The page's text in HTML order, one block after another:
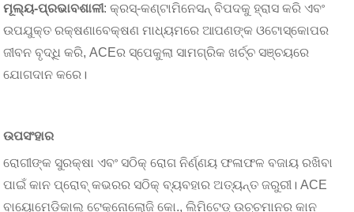
ମୂଲ୍ୟ-ପ୍ରଭାବଶାଳୀ: କ୍ରସ୍-କଣ୍ଟାମିନେସନ୍ ବିପଦକୁ ହ୍ରାସ କରି ଏବଂ
ଉପଯୁକ୍ତ ରକ୍ଷଣାବେକ୍ଷଣ ମାଧ୍ୟମରେ ଆପଣଙ୍କ ଓଟୋସ୍କୋପର
ଜୀବନ ବୃଦ୍ଧି କରି, ACEର ସ୍ପେକୁଲା ସାମଗ୍ରିକ ଖର୍ଚ୍ଚ ସଞ୍ଚୟରେ
ଯୋଗଦାନ କରେ।
ଉପସଂହାର
ରୋଗୀଙ୍କ ସୁରକ୍ଷା ଏବଂ ସଠିକ୍ ରୋଗ ନିର୍ଣ୍ଣୟ ଫଳାଫଳ ବଜାୟ ରଖିବା
ପାଇଁ କାନ ପ୍ରୋବ୍ କଭରର ସଠିକ୍ ବ୍ୟବହାର ଅତ୍ୟନ୍ତ ଜରୁରୀ। ACE
ବାୟୋମେଡିକାଲ୍ ଟେକ୍ନୋଲୋଜି କୋ., ଲିମିଟେଡ୍ ଉଚ୍ଚମାନର କାନ